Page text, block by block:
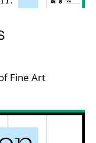
Fine Art